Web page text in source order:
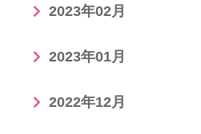
2023年02月
2023年01月
2022年12月